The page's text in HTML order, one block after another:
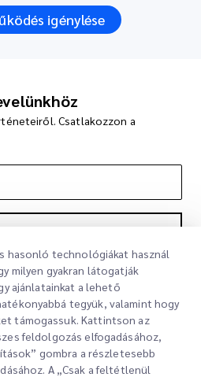
igénylése
Csatlakozzon a
nyilatkozatunkat Adatvédelmi
hasonló technológiákat használ
milyen gyakran látogatják
ajánlatainkat a lehető
tegyük, valamint hogy
támogassuk. Kattintson az
feldolgozás elfogadásához,
gombra a részletesebb
A „Csak a feltétlenül